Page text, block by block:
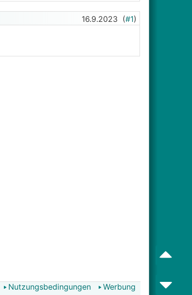
16.9.2023 (#1)
Nutzungsbedingungen Werbung